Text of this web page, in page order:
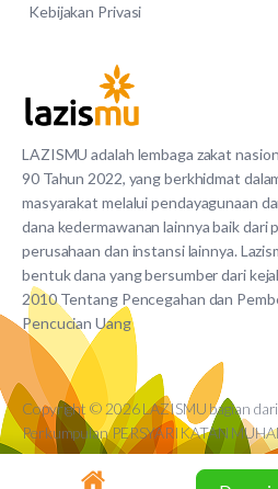
LAZISMU adalah lembaga zakat
90 Tahun 2022, yang berkhidmat
masyarakat melalui pendayagunaan
dana kedermawanan lainnya baik dari
perusahaan dan instansi lainnya.
bentuk dana yang bersumber dari
2010 Tentang Pencegahan dan
Pencucian Uang
Kebijakan Privasi
Copyright © 2026 LAZISMU bagian
Perkumpulan PERSYARIKATAN